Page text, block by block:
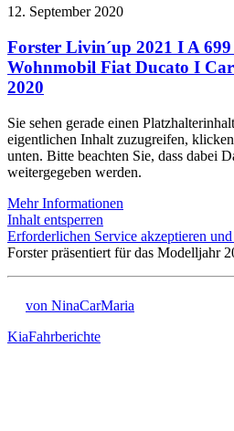
12. September 2020
Forster Livin´up 2021 I A
Wohnmobil Fiat Ducato I
2020
Sie sehen gerade einen
eigentlichen Inhalt zuzugreifen,
unten. Bitte beachten Sie, dass dabei
weitergegeben werden.
Mehr Informationen
Inhalt entsperren
Erforderlichen Service akzeptieren
Forster präsentiert für das Modelljahr
von NinaCarMaria
KiaFahrberichte